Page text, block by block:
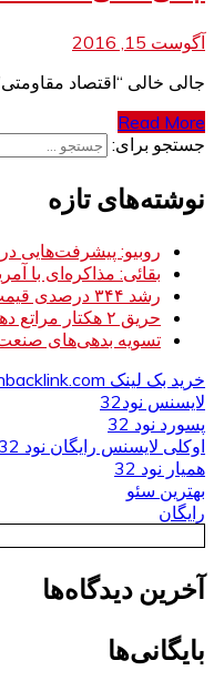
آگوست 15, 2016
جالی خالی “اقتصاد
Read More
جستجو برای:
نوشته‌های تازه
روبیو: پیشرفت‌هایی
بقائی: مذاکره‌ای با
رشد ۳۴۴ درصدی قیمت روغن/ لبنیات چقدر گران شد؟
حریق ۲ هکتار مراتع دهنه مرغزار تاش با تلاش نیروهای امدادی مهار شد
تسویه بدهی‌های صنعت دارو در بودجه
خرید بک لینک behtarinbacklink.com
لایسنس نود32
پسورد نود 32
اوکلی لایسنس رایگان نود 32
همیار نود 32
بهترین سئو
رایگان
آخرین دیدگاه‌ها
بایگانی‌ها